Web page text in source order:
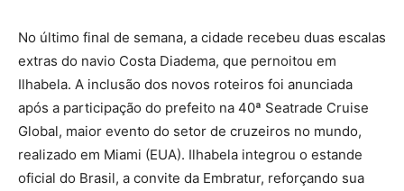
No último final de semana, a cidade recebeu duas escalas
extras do navio Costa Diadema, que pernoitou em
Ilhabela. A inclusão dos novos roteiros foi anunciada
após a participação do prefeito na 40ª Seatrade Cruise
Global, maior evento do setor de cruzeiros no mundo,
realizado em Miami (EUA). Ilhabela integrou o estande
oficial do Brasil, a convite da Embratur, reforçando sua